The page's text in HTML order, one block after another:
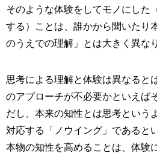
そのような体験をしてモノにした
する）ことは、誰かから聞いたり
のうえでの理解」とは大きく異な
思考による理解と体験は異なると
のアプローチが不必要かといえば
だし、本来の知性とは思考という
対応する「ノウイング」であると
本物の知性を高めることは、体験